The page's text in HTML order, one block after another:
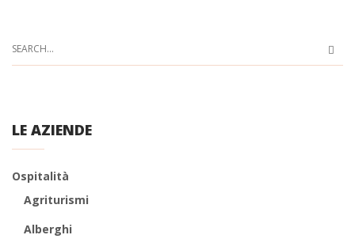
LE AZIENDE
Ospitalità
Agriturismi
Alberghi